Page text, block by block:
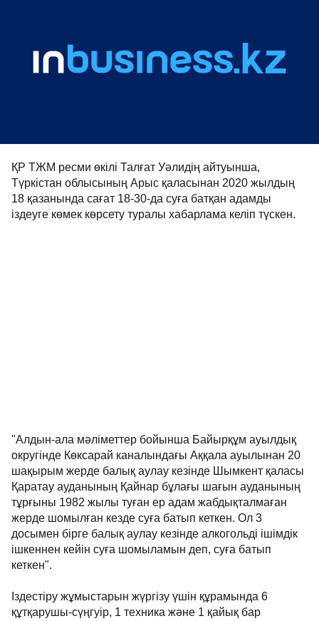
ҚР ТЖМ ресми өкілі Талғат Уәлидің айтуынша,
Түркістан облысының Арыс қаласынан 2020 жылдың
18 қазанында сағат 18-30-да суға батқан адамды
іздеуге көмек көрсету туралы хабарлама келіп түскен.
"Алдын-ала мәліметтер бойынша Байырқұм ауылдық
округінде Көксарай каналындағы Аққала ауылынан 20
шақырым жерде балық аулау кезінде Шымкент қаласы
Қаратау ауданының Қайнар бұлағы шағын ауданының
тұрғыны 1982 жылы туған ер адам жабдықталмаған
жерде шомылған кезде суға батып кеткен. Ол 3
досымен бірге балық аулау кезінде алкогольді ішімдік
ішкеннен кейін суға шомыламын деп, суға батып
кеткен".
Іздестіру жұмыстарын жүргізу үшін құрамында 6
құтқарушы-сүңгуір, 1 техника және 1 қайық бар